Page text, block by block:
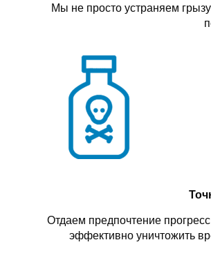
Мы не просто устраняем
Отдаем предпочтение
эффективно уничтожить